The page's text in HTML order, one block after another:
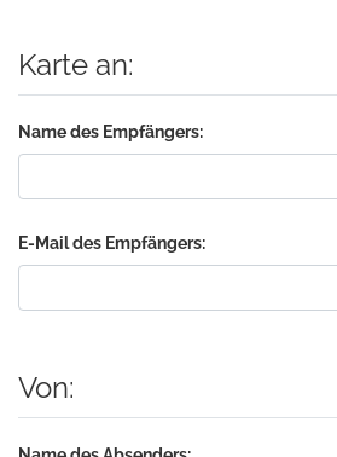
Karte an:
Name des Empfängers:
E-Mail des Empfängers:
Von: